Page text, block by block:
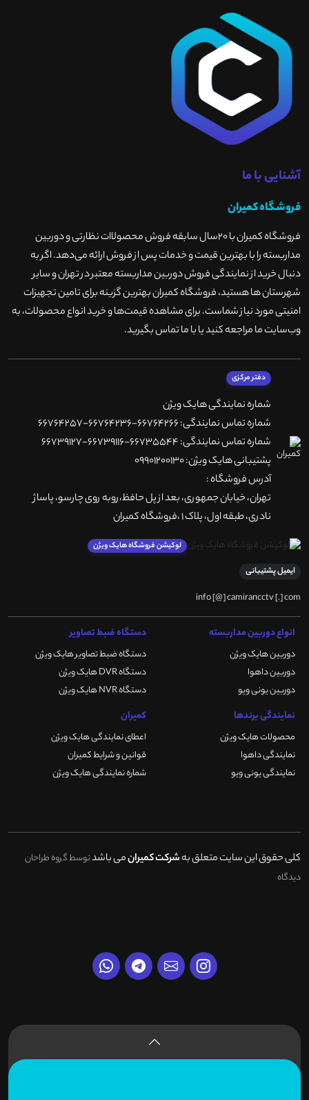
آشنایی با ما
فروشگاه کمیران
فروشگاه کمیران با ۲۰سال سابقه فروش محصولاات نظارتی و دوربین
مداربسته را با بهترین قیمت و خدمات پس از فروش ارائه می‌دهد. اگر به
دنبال خرید از نمایندگی فروش دوربین مداربسته معتبر در تهران و سایر
شهرستان ها هستید، فروشگاه کمیران بهترین گزینه برای تامین تجهیزات
امنیتی مورد نیاز شماست. برای مشاهده قیمت‌ها و خرید انواع محصولات، به
وب‌سایت ما مراجعه کنید یا با ما تماس بگیرید.
دفتر مرکزی
شماره نمایندگی هایک ویژن
شماره تماس نمایندگی: 66764266-66764236-66764257
شماره تماس نمایندگی: 66735544-66739116-66739127
پشتیبانی هایک ویژن: 09901200130
آدرس فروشگاه :
تهران، خيابان جمهوری، بعد از پل حافظ،روبه روی چارسو، پاساژ
نادری، طبقه اول، پلاک 1 ،فروشگاه کمیران
لوکیشن فروشگاه هایک ویژن
ایمیل پشتیبانی
info [@] camirancctv [.] com
انواع دوربین مداربسته
دوربین هایک ویژن
دوربین داهوا
دوربین یونی ویو
دستگاه ضبط تصاویر
دستگاه ضبط تصاویر هایک ویژن
دستگاه DVR هایک ویژن
دستگاه NVR هایک ویژن
نمایندگی برندها
محصولات هایک ویژن
نمایندگی داهوا
نمایندگی یونی ویو
کمیران
اعطای نمایندگی هایک ویژن
قوانین و شرایط کمیران
شماره نمایندگی هایک ویژن
کلی حقوق این سایت متعلق بهشرکت کمیرانمی باشدتوسط گروه طراحان
دیدگاه